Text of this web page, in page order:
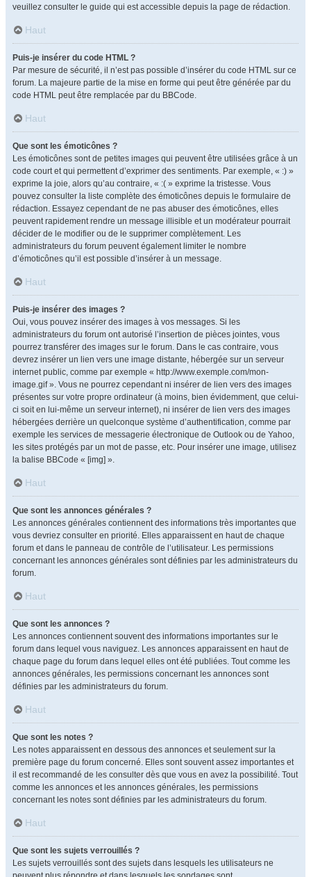
veuillez consulter le guide qui est accessible depuis la page de rédaction.
Haut
Puis-je insérer du code HTML ?
Par mesure de sécurité, il n’est pas possible d’insérer du code HTML sur ce
forum. La majeure partie de la mise en forme qui peut être générée par du
code HTML peut être remplacée par du BBCode.
Haut
Que sont les émoticônes ?
Les émoticônes sont de petites images qui peuvent être utilisées grâce à un
code court et qui permettent d’exprimer des sentiments. Par exemple, « :) »
exprime la joie, alors qu’au contraire, « :( » exprime la tristesse. Vous
pouvez consulter la liste complète des émoticônes depuis le formulaire de
rédaction. Essayez cependant de ne pas abuser des émoticônes, elles
peuvent rapidement rendre un message illisible et un modérateur pourrait
décider de le modifier ou de le supprimer complètement. Les
administrateurs du forum peuvent également limiter le nombre
d’émoticônes qu’il est possible d’insérer à un message.
Haut
Puis-je insérer des images ?
Oui, vous pouvez insérer des images à vos messages. Si les
administrateurs du forum ont autorisé l’insertion de pièces jointes, vous
pourrez transférer des images sur le forum. Dans le cas contraire, vous
devrez insérer un lien vers une image distante, hébergée sur un serveur
internet public, comme par exemple « http://www.exemple.com/mon-
image.gif ». Vous ne pourrez cependant ni insérer de lien vers des images
présentes sur votre propre ordinateur (à moins, bien évidemment, que celui-
ci soit en lui-même un serveur internet), ni insérer de lien vers des images
hébergées derrière un quelconque système d’authentification, comme par
exemple les services de messagerie électronique de Outlook ou de Yahoo,
les sites protégés par un mot de passe, etc. Pour insérer une image, utilisez
la balise BBCode « [img] ».
Haut
Que sont les annonces générales ?
Les annonces générales contiennent des informations très importantes que
vous devriez consulter en priorité. Elles apparaissent en haut de chaque
forum et dans le panneau de contrôle de l’utilisateur. Les permissions
concernant les annonces générales sont définies par les administrateurs du
forum.
Haut
Que sont les annonces ?
Les annonces contiennent souvent des informations importantes sur le
forum dans lequel vous naviguez. Les annonces apparaissent en haut de
chaque page du forum dans lequel elles ont été publiées. Tout comme les
annonces générales, les permissions concernant les annonces sont
définies par les administrateurs du forum.
Haut
Que sont les notes ?
Les notes apparaissent en dessous des annonces et seulement sur la
première page du forum concerné. Elles sont souvent assez importantes et
il est recommandé de les consulter dès que vous en avez la possibilité. Tout
comme les annonces et les annonces générales, les permissions
concernant les notes sont définies par les administrateurs du forum.
Haut
Que sont les sujets verrouillés ?
Les sujets verrouillés sont des sujets dans lesquels les utilisateurs ne